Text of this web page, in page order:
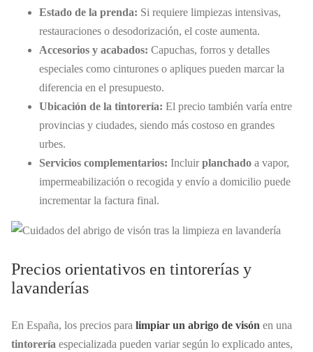
Estado de la prenda: Si requiere limpiezas intensivas,
restauraciones o desodorización, el coste aumenta.
Accesorios y acabados: Capuchas, forros y detalles
especiales como cinturones o apliques pueden marcar la
diferencia en el presupuesto.
Ubicación de la tintorería: El precio también varía entre
provincias y ciudades, siendo más costoso en grandes
urbes.
Servicios complementarios: Incluirplanchado a vapor,
impermeabilización o recogida y envío a domicilio puede
incrementar la factura final.
Precios orientativos en tintorerías y
lavanderías
En España, los precios para limpiar un abrigo de visón en una
tintorería especializada pueden variar según lo explicado antes,